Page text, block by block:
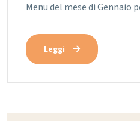
Menu del mese di Gennaio
Leggi